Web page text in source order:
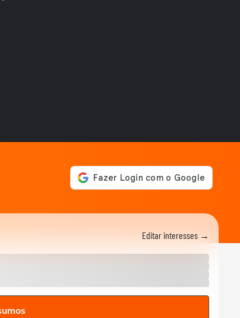
brigar com China e EUA:
FUTEBOL
No Japão, Zico tranquiliza
fãs após terremoto de
NOTÍCIAS
saúde dos EUA ao exaltar
vida dos escombros 29 dias
após terremoto...
Editar interesses →